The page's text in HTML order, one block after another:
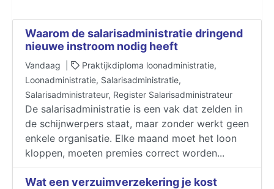
Waarom de salarisadministratie dringend
nieuwe instroom nodig heeft
Vandaag |
Praktijkdiploma loonadministratie,
Loonadministratie, Salarisadministratie,
Salarisadministrateur, Register Salarisadministrateur
De salarisadministratie is een vak dat zelden in
de schijnwerpers staat, maar zonder werkt geen
enkele organisatie. Elke maand moet het loon
kloppen, moeten premies correct worden...
Wat een verzuimverzekering je kost